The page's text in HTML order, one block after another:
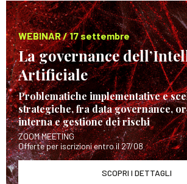
WEBINAR / 17 settembre
La governance
Artificiale
Problematiche implementative e
strategiche, fra data governance,
interna e gestione dei rischi
ZOOM MEETING
Offerte per iscrizioni entro il 27/08
SCOPRI I DETTAGLI